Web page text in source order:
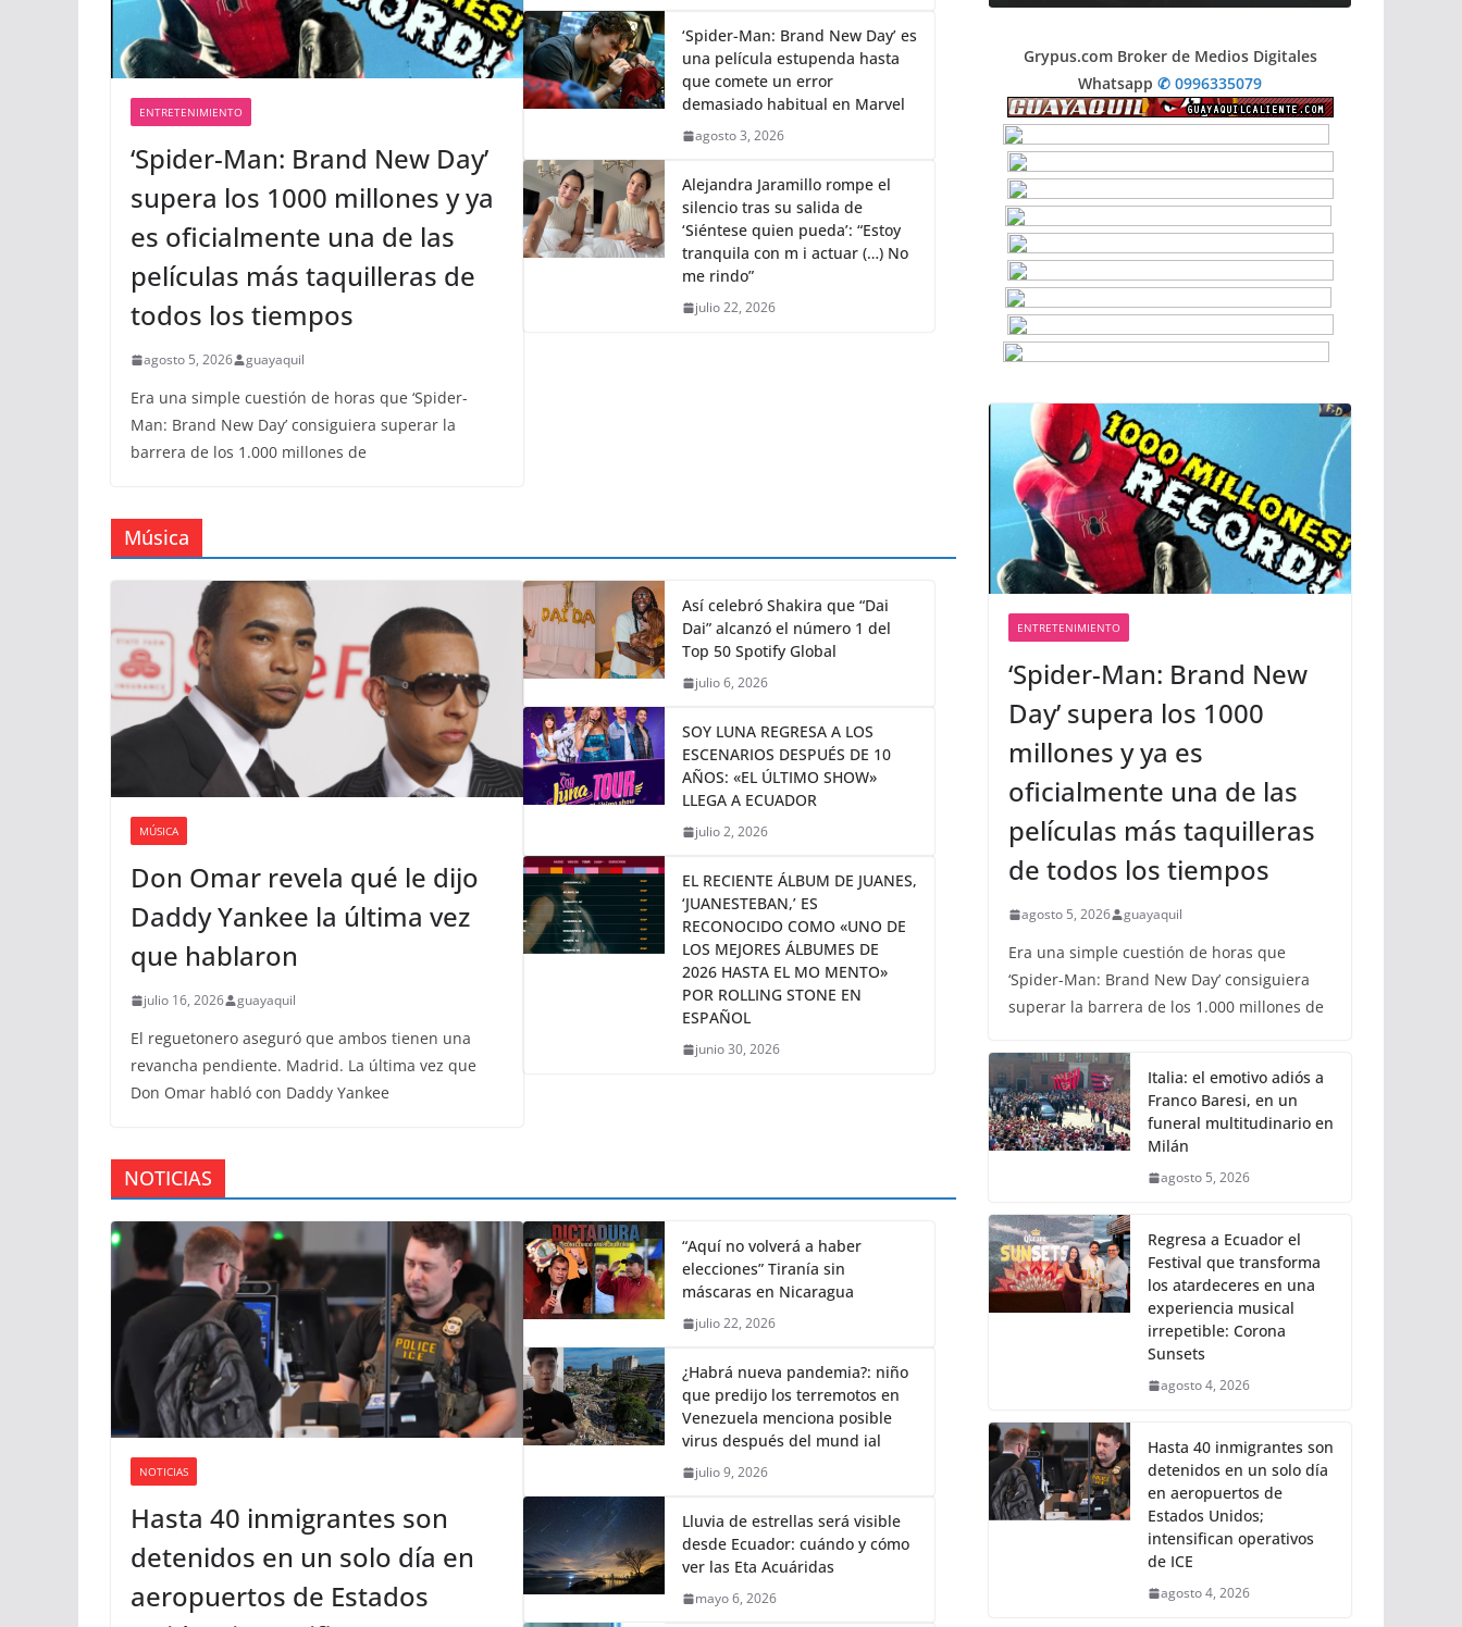
ENTRETENIMIENTO
‘Spider-Man: Brand New Day’
supera los 1000 millones y ya
es oficialmente una de las
películas más taquilleras de
todos los tiempos
agosto 5, 2026 guayaquil
Era una simple cuestión de horas que ‘Spider-
agosto 4, 2026
‘Spider-Man: Brand New Day’ es
una película estupenda hasta
que comete un error
agosto 3, 2026
​Alejandra Jaramillo rompe el
silencio tras su salida de
‘Siéntese quien pueda’: “Estoy
tranquila con m i actuar (…) No
Música
MÚSICA
Don Omar revela qué le dijo
Daddy Yankee la última vez
que hablaron
julio 16, 2026 guayaquil
El reguetonero aseguró que ambos tienen una
Así celebró Shakira que “Dai
Dai” alcanzó el número 1 del
julio 6, 2026
SOY LUNA REGRESA A LOS
ESCENARIOS DESPUÉS DE 10
AÑOS: «EL ÚLTIMO SHOW»
julio 2, 2026
EL RECIENTE ÁLBUM DE JUANES,
‘JUANESTEBAN,’ ES
RECONOCIDO COMO «UNO DE
LOS MEJORES ÁLBUMES DE
2026 HASTA EL MO MENTO»
POR ROLLING STONE EN
NOTICIAS
NOTICIAS
Hasta 40 inmigrantes son
detenidos en un solo día en
“Aquí no volverá a haber
elecciones” Tiranía sin
julio 22, 2026
¿Habrá nueva pandemia?: niño
que predijo los terremotos en
Venezuela menciona posible
julio 9, 2026
Lluvia de estrellas será visible
desde Ecuador: cuándo y cómo
agosto 4, 2026 guayaquil
agosto 5, 2026 guayaquil
ENTRETENIMIENTO
‘Spider-Man: Brand New
Day’ supera los 1000
millones y ya es
oficialmente una de las
películas más taquilleras
de todos los tiempos
agosto 5, 2026 guayaquil
‘Spider-Man: Brand New Day’ consiguiera
superar la barrera de los 1.000 millones de
Italia: el emotivo adiós a
Franco Baresi, en un
agosto 5, 2026
Regresa a Ecuador el
Festival que transforma
los atardeceres en una
experiencia musical
agosto 4, 2026
Hasta 40 inmigrantes son
detenidos en un solo día
en aeropuertos de
Estados Unidos;